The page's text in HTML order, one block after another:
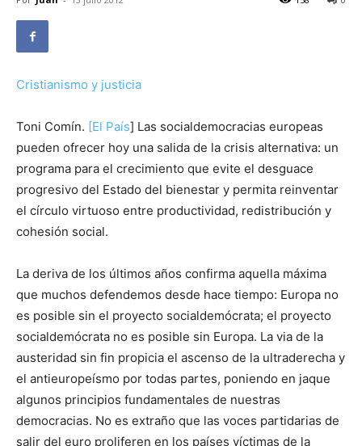
Cristianismo y justicia
Toni Comín. [El País] Las socialdemocracias europeas
pueden ofrecer hoy una salida de la crisis alternativa: un
programa para el crecimiento que evite el desguace
progresivo del Estado del bienestar y permita reinventar
el círculo virtuoso entre productividad, redistribución y
cohesión social.
La deriva de los últimos años confirma aquella máxima
que muchos defendemos desde hace tiempo: Europa no
es posible sin el proyecto socialdemócrata; el proyecto
socialdemócrata no es posible sin Europa. La via de la
austeridad sin fin propicia el ascenso de la ultraderecha y
el antieuropeísmo por todas partes, poniendo en jaque
algunos principios fundamentales de nuestras
democracias. No es extraño que las voces partidarias de
salir del euro proliferen en los países víctimas de la